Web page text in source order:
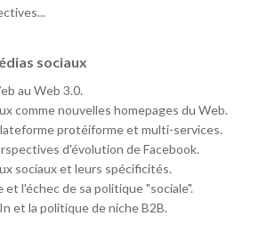
sociaux
au Web 3.0.
comme nouvelles homepages du Web.
protéiforme et multi-services.
d'évolution de Facebook.
sociaux et leurs spécificités.
et l'échec de sa politique "sociale".
et la politique de niche B2B.